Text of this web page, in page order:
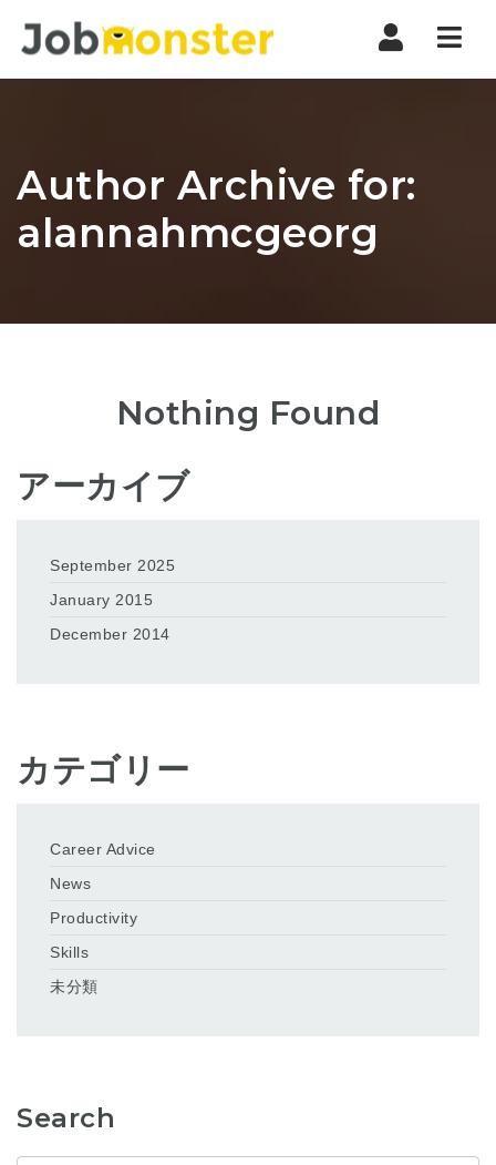
Author Archive for:
alannahmcgeorg
Nothing Found
アーカイブ
September 2025
January 2015
December 2014
カテゴリー
Career Advice
News
Productivity
Skills
未分類
Search